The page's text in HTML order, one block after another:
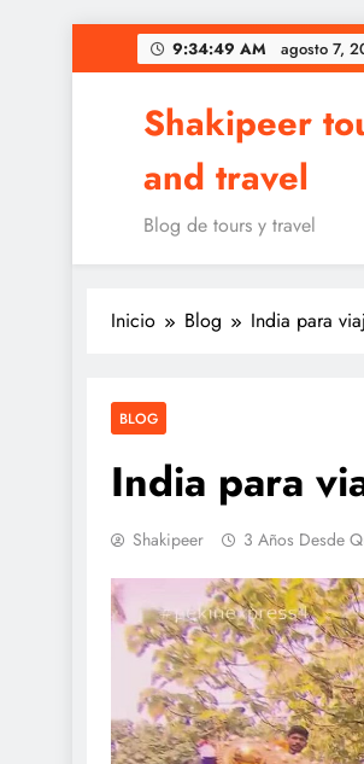
al
9:34:50 AM agosto 7,
Shakipeer
and travel
Blog de tours y travel
Inicio Blog India para
BLOG
India para
Shakipeer 3 Años Desde